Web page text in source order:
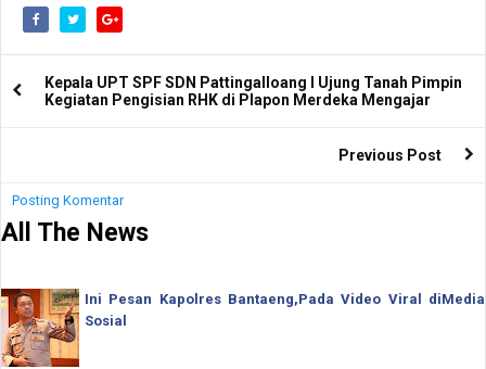
Kepala UPT SPF SDN Pattingalloang I Ujung Tanah Pimpin
Kegiatan Pengisian RHK di Plapon Merdeka Mengajar
Previous Post
Posting Komentar
All The News
Ini Pesan Kapolres Bantaeng,Pada Video Viral diMedia
Sosial